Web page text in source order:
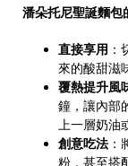
潘朵托尼聖誕麵包
直接享用
來的酸甜滋
覆熱提升風
鐘，讓內部
上一層奶油
創意吃法
粉，甚至搭